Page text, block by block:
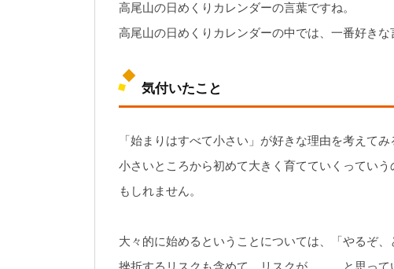
高尾山の日めくりカレンダーの言葉ですね。
高尾山の日めくりカレンダーの中では、一番好きな
気付いたこと
「始まりはすべて小さい」が好きな理由を考えてみ
小さいところから初めて大きく育てていくってい
もしれません。
大々的に始めるということについては、「やるぞ
挫折するリスクも含めて、リスクが、、、と思って